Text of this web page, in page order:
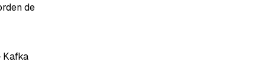
de
Kafka